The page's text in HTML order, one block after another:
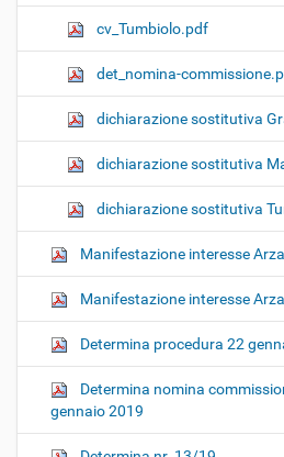
cv_Tumbiolo.pdf
det_nomina-
dichiarazione sostitutiva
dichiarazione sostitutiva
dichiarazione sostitutiva
Manifestazione interesse
Manifestazione interesse
Determina procedura 22
Determina nomina
gennaio 2019